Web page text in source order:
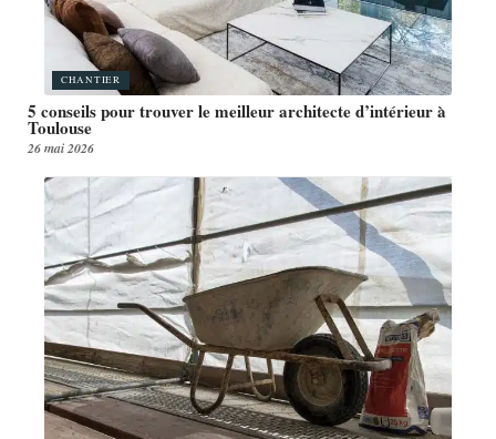
CHANTIER
5 conseils pour trouver le meilleur architecte d’intérieur à
Toulouse
26 mai 2026